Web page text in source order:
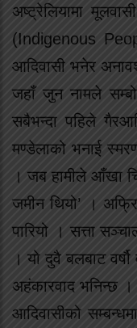
अष्ट्रेलियामा
(Indigenous
आदिवासी भनेर
जहाँ जुन नामले
सबैभन्दा पहिले
मण्डेलाको भनाई
। जब हामीले आँखा
जमीन थियो’ ।
पारियो । सत्ता
। यो दुवै बलबाट
अहंकारवाद भनिन्छ ।
आदिवासीको